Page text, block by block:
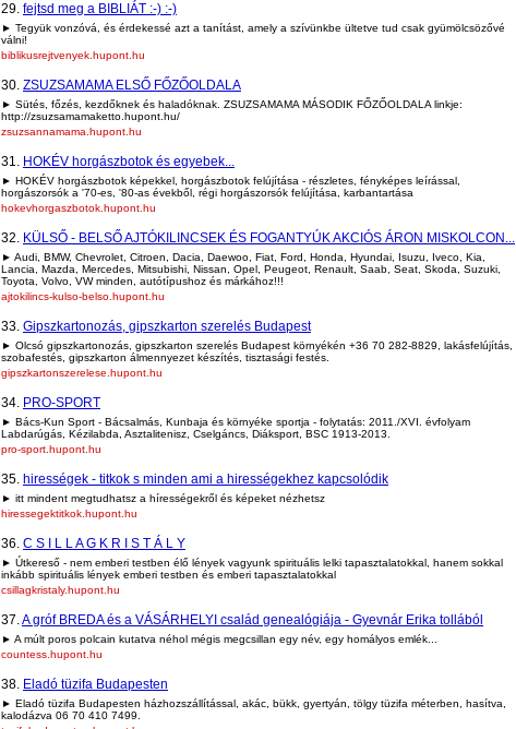
29. fejtsd meg a BIBLIÁT :-) :-)
► Tegyük vonzóvá, és érdekessé azt a tanítást, amely a szívünkbe ültetve tud csak gyümölcsözővé
válni!
biblikusrejtvenyek.hupont.hu
30. ZSUZSAMAMA ELSŐ FŐZŐOLDALA
► Sütés, főzés, kezdőknek és haladóknak. ZSUZSAMAMA MÁSODIK FŐZŐOLDALA linkje:
http://zsuzsamamaketto.hupont.hu/
zsuzsannamama.hupont.hu
31. HOKÉV horgászbotok és egyebek...
► HOKÉV horgászbotok képekkel, horgászbotok felújítása - részletes, fényképes leírással,
horgászorsók a '70-es, '80-as évekből, régi horgászorsók felújítása, karbantartása
hokevhorgaszbotok.hupont.hu
32. KÜLSŐ - BELSŐ AJTÓKILINCSEK ÉS FOGANTYÚK AKCIÓS ÁRON MISKOLCON...
► Audi, BMW, Chevrolet, Citroen, Dacia, Daewoo, Fiat, Ford, Honda, Hyundai, Isuzu, Iveco, Kia,
Lancia, Mazda, Mercedes, Mitsubishi, Nissan, Opel, Peugeot, Renault, Saab, Seat, Skoda, Suzuki,
Toyota, Volvo, VW minden, autótípushoz és márkához!!!
ajtokilincs-kulso-belso.hupont.hu
33. Gipszkartonozás, gipszkarton szerelés Budapest
► Olcsó gipszkartonozás, gipszkarton szerelés Budapest környékén +36 70 282-8829, lakásfelújítás,
szobafestés, gipszkarton álmennyezet készítés, tisztasági festés.
gipszkartonszerelese.hupont.hu
34. PRO-SPORT
► Bács-Kun Sport - Bácsalmás, Kunbaja és környéke sportja - folytatás: 2011./XVI. évfolyam
Labdarúgás, Kézilabda, Asztalitenisz, Cselgáncs, Diáksport, BSC 1913-2013.
pro-sport.hupont.hu
35. hirességek - titkok s minden ami a hirességekhez kapcsolódik
► itt mindent megtudhatsz a hírességekről és képeket nézhetsz
hiressegektitkok.hupont.hu
36. C S I L L A G K R I S T Á L Y
► Útkereső - nem emberi testben élő lények vagyunk spirituális lelki tapasztalatokkal, hanem sokkal
inkább spirituális lények emberi testben és emberi tapasztalatokkal
csillagkristaly.hupont.hu
37.A gróf BREDA és a VÁSÁRHELYI család genealógiája - Gyevnár Erika tollából
► A múlt poros polcain kutatva néhol mégis megcsillan egy név, egy homályos emlék...
countess.hupont.hu
38. Eladó tüzifa Budapesten
► Eladó tüzifa Budapesten házhozszállítással, akác, bükk, gyertyán, tölgy tüzifa méterben, hasítva,
kalodázva 06 70 410 7499.